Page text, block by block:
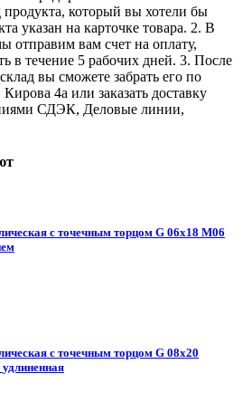
продукта, который вы хотели бы
указан на карточке товара. 2. В
отправим вам счет на оплату,
в течение 5 рабочих дней. 3. После
вы сможете забрать его по
4а или заказать доставку
СДЭК, Деловые линии,
с точечным торцом G 06х18 M06
с точечным торцом G 08х20
удлиненная